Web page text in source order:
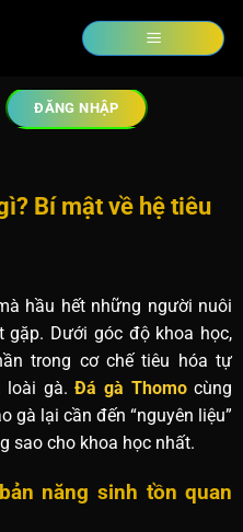
ĐĂNG NHẬP
Bí mật về hệ tiêu
hầu hết những người nuôi
Dưới góc độ khoa học,
trong cơ chế tiêu hóa tự
loài gà.Đá gà Thomocùng
gà lại cần đến “nguyên liệu”
sao cho khoa học nhất.
năng sinh tồn quan